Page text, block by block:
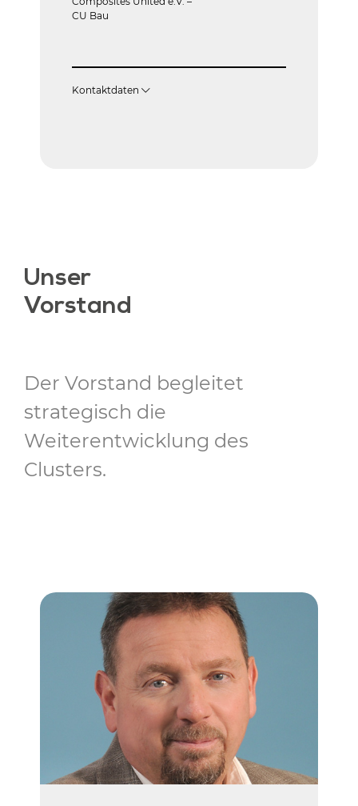
CU Bau
Kontaktdaten
Unser
Vorstand
Der Vorstand begleitet
strategisch die
Weiterentwicklung des
Clusters.